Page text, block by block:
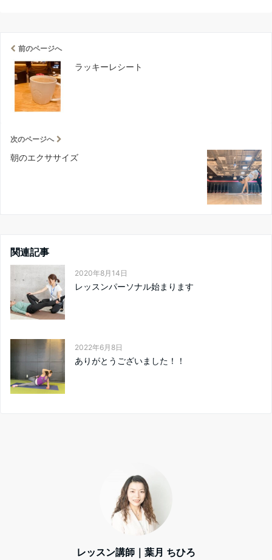
前のページへ
ラッキーレシート
次のページへ
朝のエクササイズ
関連記事
2020年8月14日
レッスンパーソナル始まります
2022年6月8日
ありがとうございました！！
レッスン講師｜葉月 ちひろ